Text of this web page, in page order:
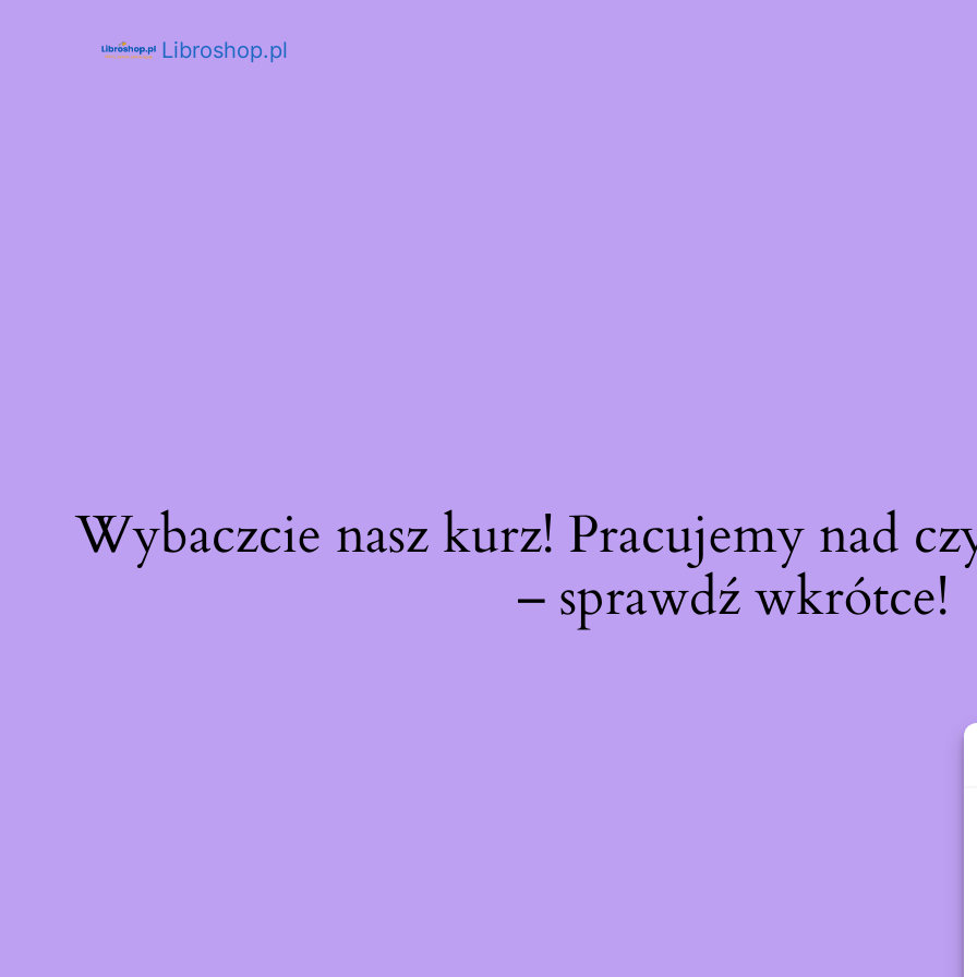
Libroshop.pl
Wybaczcie nasz kurz! Pracujemy nad
– sprawdź wkrótce!